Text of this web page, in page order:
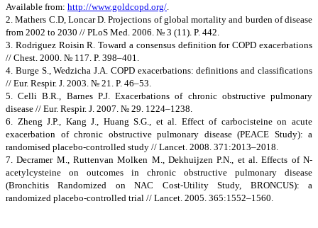
Available from: http://www.goldcopd.org/
2. Mathers C.D, Loncar D. Projections of global mortality and burden of disease
from 2002 to 2030 // PLoS Med. 2006. № 3 (11). P. 442.
3. Rodriguez Roisin R. Toward a consensus definition for COPD exacerbations
// Chest. 2000. № 117. P. 398–401.
4. Burge S., Wedzicha J.A. COPD exacerbations: definitions and classifications
// Eur. Respir. J. 2003. № 21. P. 46–53.
5. Celli B.R., Barnes P.J. Exacerbations of chronic obstructive pulmonary
disease // Eur. Respir. J. 2007. № 29. 1224–1238.
6. Zheng J.P., Kang J., Huang S.G., et al. Effect of carbocisteine on acute
exacerbation of chronic obstructive pulmonary disease (PEACE Study): a
randomised placebo-controlled study // Lancet. 2008. 371:2013–2018.
7. Decramer M., Ruttenvan Molken M., Dekhuijzen P.N., et al. Effects of N-
acetylcysteine on outcomes in chronic obstructive pulmonary disease
(Bronchitis Randomized on NAC Cost-Utility Study, BRONCUS): a
randomized placebo-controlled trial // Lancet. 2005. 365:1552–1560.